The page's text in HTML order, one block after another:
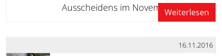
Ausscheidens im November 2016
Weiterlesen
16.11.2016